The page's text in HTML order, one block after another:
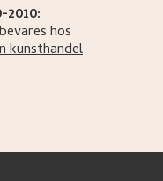
2010:
hos
kunsthandel